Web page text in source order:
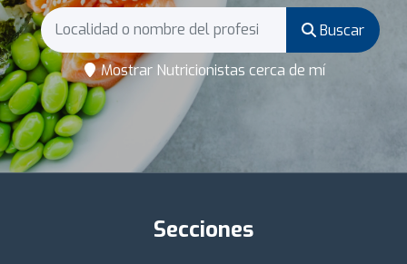
Buscar
Mostrar Nutricionistas cerca de mí
Secciones